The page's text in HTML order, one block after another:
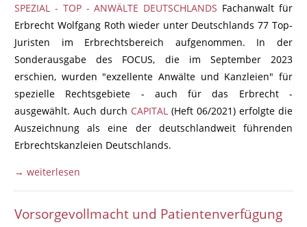
SPEZIAL - TOP - ANWÄLTE DEUTSCHLANDS Fachanwalt für
Erbrecht Wolfgang Roth wieder unter Deutschlands 77 Top-
Juristen im Erbrechtsbereich aufgenommen. In der
Sonderausgabe des FOCUS, die im September 2023
erschien, wurden "exzellente Anwälte und Kanzleien" für
spezielle Rechtsgebiete - auch für das Erbrecht -
ausgewählt. Auch durch CAPITAL (Heft 06/2021) erfolgte die
Auszeichnung als eine der deutschlandweit führenden
Erbrechtskanzleien Deutschlands.
→ weiterlesen
Vorsorgevollmacht und Patientenverfügung